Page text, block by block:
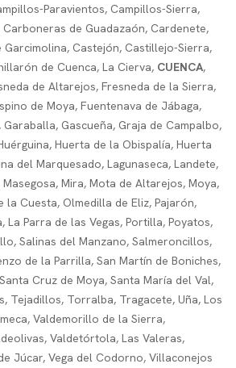
Paravientos, Campillos-Sierra,
de Guadazaón, Cardenete,
Garcimolina, Castejón, Castillejo-Sierra,
de Cuenca, La Cierva, CUENCA,
de Altarejos, Fresneda de la Sierra,
de Moya, Fuentenava de Jábaga,
Gascueña, Graja de Campalbo,
Huerta de la Obispalía, Huerta
del Marquesado, Lagunaseca, Landete,
Masegosa, Mira, Mota de Altarejos, Moya,
la Cuesta, Olmedilla de Eliz, Pajarón,
La Parra de las Vegas, Portilla, Poyatos,
Salinas del Manzano, Salmeroncillos,
de la Parrilla, San Martín de Boniches,
Cruz de Moya, Santa María del Val,
Tejadillos, Torralba, Tragacete, Uña, Los
Valdemorillo de la Sierra,
Valdetórtola, Las Valeras,
Júcar, Vega del Codorno, Villaconejos